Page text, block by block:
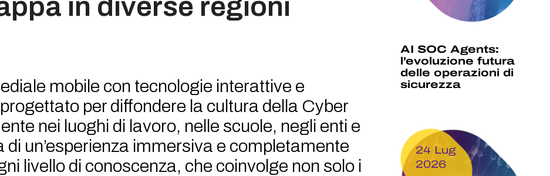
mobile con tecnologie interattive e
per diffondere la cultura della Cyber
nei luoghi di lavoro, nelle scuole, negli enti e
un’esperienza immersiva e completamente
livello di conoscenza, che coinvolge non solo i
AI SOC Agents:
l’evoluzione futura
delle operazioni di
sicurezza
24 Lug
2026